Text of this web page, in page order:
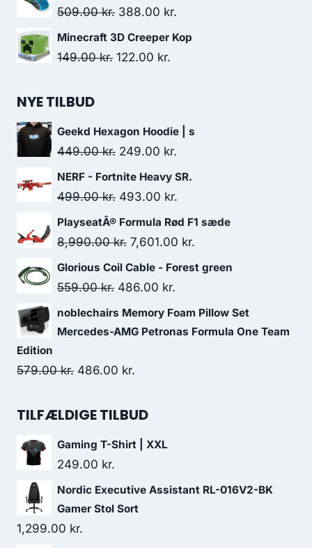
was:
is:
509.00kr. Original
price
was:
388.00 kr.
price
Minecraft 3D Creeper Kop
149.00kr. Original
122.00 kr.
NYE TILBUD
Geekd Hexagon Hoodie | s
449.00kr. Original
price
was:
249.00 kr.
price
NERF - Fortnite Heavy SR.
499.00kr. Original
price
was:
493.00 kr.
price
is:
PlayseatÂ® Formula Rød F1 sæde
8,990.00kr. Original
price
was:
7,601.00 kr.
price
Glorious Coil Cable - Forest green
559.00kr. Original
price
was:
486.00 kr.
price
is:
noblechairs Memory Foam Pillow Set
Mercedes-AMG Petronas Formula One Team
Edition
579.00kr. Original
was:
486.00 kr.
is:
TILFÆLDIGE TILBUD
Gaming T-Shirt | XXL
249.00 kr.
Nordic Executive Assistant RL-016V2-BK
Gamer Stol Sort
1,299.00 kr.